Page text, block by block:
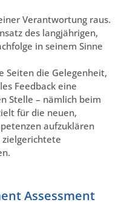
Verantwortung raus.
des langjährigen,
in seinem Sinne
Seiten die Gelegenheit,
Feedback eine
Stelle – nämlich beim
für die neuen,
aufzuklären
Assessment